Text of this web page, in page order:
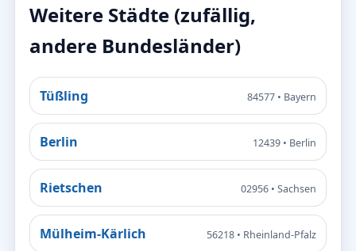
Weitere Städte (zufällig,
andere Bundesländer)
Tüßling 84577 • Bayern
Berlin 12439 • Berlin
Rietschen 02956 • Sachsen
Mülheim-Kärlich 56218 • Rheinland-Pfalz